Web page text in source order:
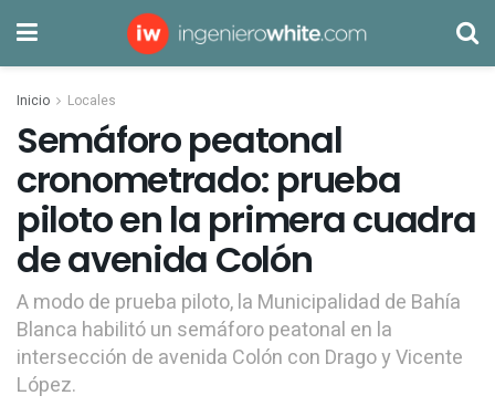
Inicio Locales
Semáforo peatonal
cronometrado: prueba
piloto en la primera cuadra
de avenida Colón
A modo de prueba piloto, la Municipalidad de Bahía
Blanca habilitó un semáforo peatonal en la
intersección de avenida Colón con Drago y Vicente
López.